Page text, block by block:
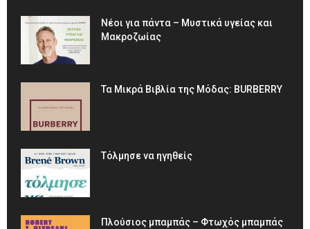
Νέοι για πάντα – Μυστικά υγείας και
Μακροζωίας
Τα Μικρά Βιβλία της Μόδας: BURBERRY
Τόλμησε να ηγηθείς
Πλούσιος μπαμπάς – Φτωχός μπαμπάς